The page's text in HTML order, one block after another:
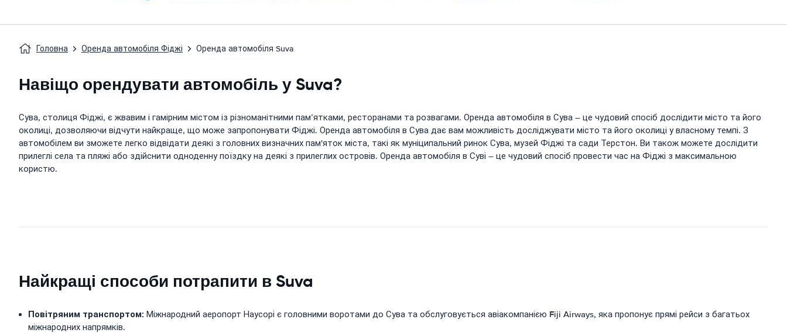
Головна Оренда автомобіля Фіджі Оренда автомобіля Suva
Навіщо орендувати автомобіль у Suva?
Сува, столиця Фіджі, є жвавим і гамірним містом із різноманітними пам’ятками, ресторанами та розвагами. Оренда автомобіля в Сува – це чудовий спосіб дослідити місто та його
околиці, дозволяючи відчути найкраще, що може запропонувати Фіджі. Оренда автомобіля в Сува дає вам можливість досліджувати місто та його околиці у власному темпі. З
автомобілем ви зможете легко відвідати деякі з головних визначних пам'яток міста, такі як муніципальний ринок Сува, музей Фіджі та сади Терстон. Ви також можете дослідити
прилеглі села та пляжі або здійснити одноденну поїздку на деякі з прилеглих островів. Оренда автомобіля в Суві – це чудовий спосіб провести час на Фіджі з максимальною
користю.
Найкращі способи потрапити в Suva
Повітряним транспортом: Міжнародний аеропорт Наусорі є головними воротами до Сува та обслуговується авіакомпанією Fiji Airways, яка пропонує прямі рейси з багатьох
міжнародних напрямків.